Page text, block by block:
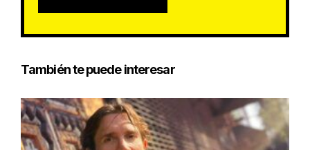
También te puede interesar